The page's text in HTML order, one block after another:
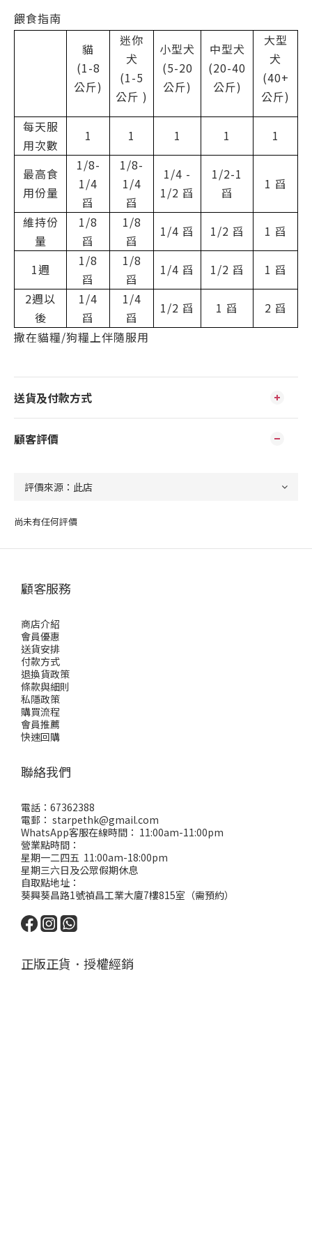
餵食指南
貓
(1-8
公斤)
迷你
犬
(1-5
公斤 )
小型犬
(5-20
公斤)
中型犬
(20-40
公斤)
大型
犬
(40+
公斤)
每天服
用次數
1 1 1 1 1
最高食
用份量
1/8-
1/4
舀
1/8-
1/4
舀
1/4 -
1/2 舀
1/2-1
舀
1 舀
維持份
量
1/8
舀
1/8
舀
1/4 舀 1/2 舀 1 舀
1週
1/8
舀
1/8
舀
1/4 舀 1/2 舀
1 舀
2週以
後
1/4
舀
1/4
舀
1/2 舀 1 舀
2 舀
撒在貓糧/狗糧上伴隨服用
送貨及付款方式
顧客評價
尚未有任何評價
顧客服務
商店介紹
會員優惠
送貨安排
付款方式
退換貨政策
條款與細則
私隱政策
購買流程
會員推薦
快速回購
聯絡我們
電話：67362388
電郵： starpethk@gmail.com
WhatsApp客服在線時間： 11:00am-11:00pm
營業點時間：
星期一二四五 11:00am-18:00pm
星期三六日及公眾假期休息
自取點地址：
葵興葵昌路1號禎昌工業大廈7樓815室（需預約）
正版正貨．授權經銷